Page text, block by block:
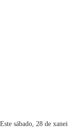
Este sábado, 28 de